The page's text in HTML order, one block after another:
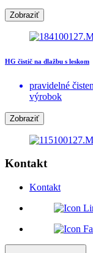
Zobraziť
HG čistič na dlažbu s leskom
pravidelné
výrobok
Zobraziť
Kontakt
Kontakt